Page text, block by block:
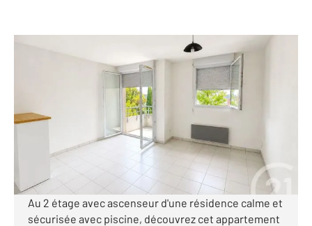
, 2 pièces
Appartement T2 à vendre
150 000 €
Visiter le site dédié
Saint-Martin-du-Touch Appartement T2 avec piscine
Au 2 étage avec ascenseur d'une résidence calme et
sécurisée avec piscine, découvrez cet appartement